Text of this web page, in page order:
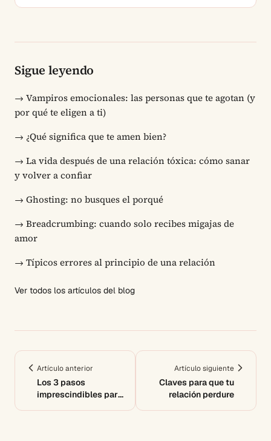
Sigue leyendo
→ Vampiros emocionales: las personas que te agotan (y
por qué te eligen a ti)
→ ¿Qué significa que te amen bien?
→ La vida después de una relación tóxica: cómo sanar
y volver a confiar
→ Ghosting: no busques el porqué
→ Breadcrumbing: cuando solo recibes migajas de
amor
→ Típicos errores al principio de una relación
Ver todos los artículos del blog
Artículo anterior
Los 3 pasos
imprescindibles para
Artículo siguiente
Claves para que tu
relación perdure